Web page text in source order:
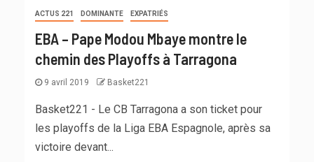
ACTUS 221 DOMINANTE EXPATRIÉS
EBA – Pape Modou Mbaye montre le
chemin des Playoffs à Tarragona
9 avril 2019 Basket221
Basket221 - Le CB Tarragona a son ticket pour
les playoffs de la Liga EBA Espagnole, après sa
victoire devant...